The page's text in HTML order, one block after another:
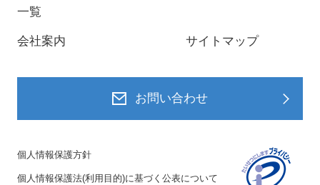
一覧
会社案内 サイトマップ
お問い合わせ
個人情報保護方針
個人情報保護法(利用目的)に基づく公表について